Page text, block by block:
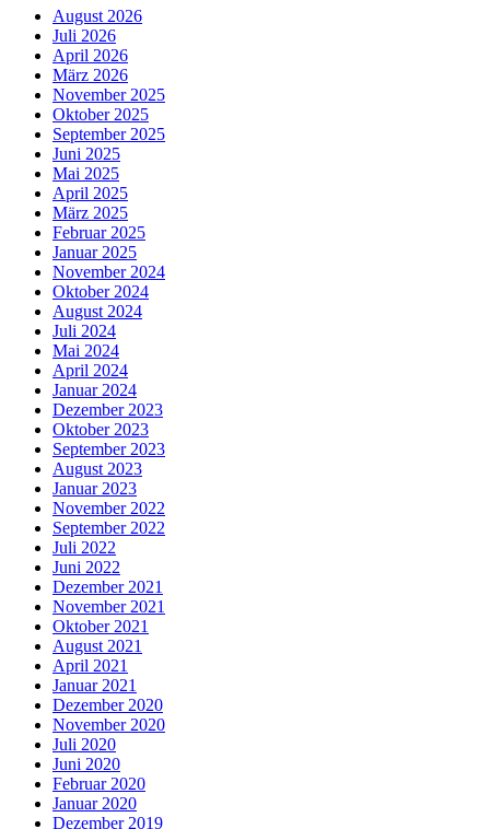
August 2026
Juli 2026
April 2026
März 2026
November 2025
Oktober 2025
September 2025
Juni 2025
Mai 2025
April 2025
März 2025
Februar 2025
Januar 2025
November 2024
Oktober 2024
August 2024
Juli 2024
Mai 2024
April 2024
Januar 2024
Dezember 2023
Oktober 2023
September 2023
August 2023
Januar 2023
November 2022
September 2022
Juli 2022
Juni 2022
Dezember 2021
November 2021
Oktober 2021
August 2021
April 2021
Januar 2021
Dezember 2020
November 2020
Juli 2020
Juni 2020
Februar 2020
Januar 2020
Dezember 2019